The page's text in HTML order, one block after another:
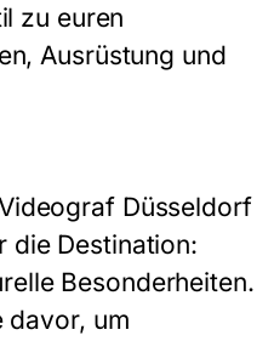
zu euren
Ausrüstung und
Düsseldorf
die Destination:
Besonderheiten.
davor, um